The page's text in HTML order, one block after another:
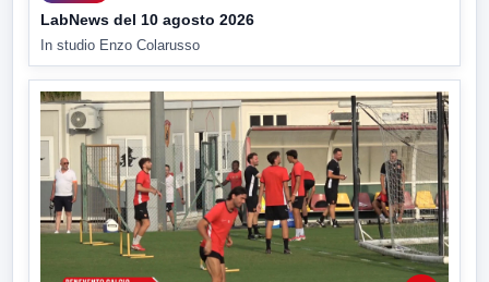
LabNews del 10 agosto 2026
In studio Enzo Colarusso